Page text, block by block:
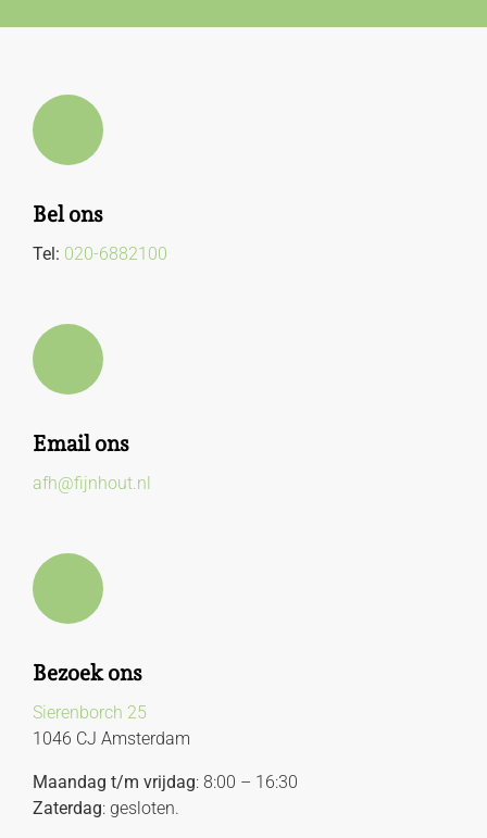
Bel ons
Tel: 020-6882100
Email ons
afh@fijnhout.nl
Bezoek ons
Sierenborch 25
1046 CJ Amsterdam
Maandag t/m vrijdag: 8:00 – 16:30
Zaterdag: gesloten.